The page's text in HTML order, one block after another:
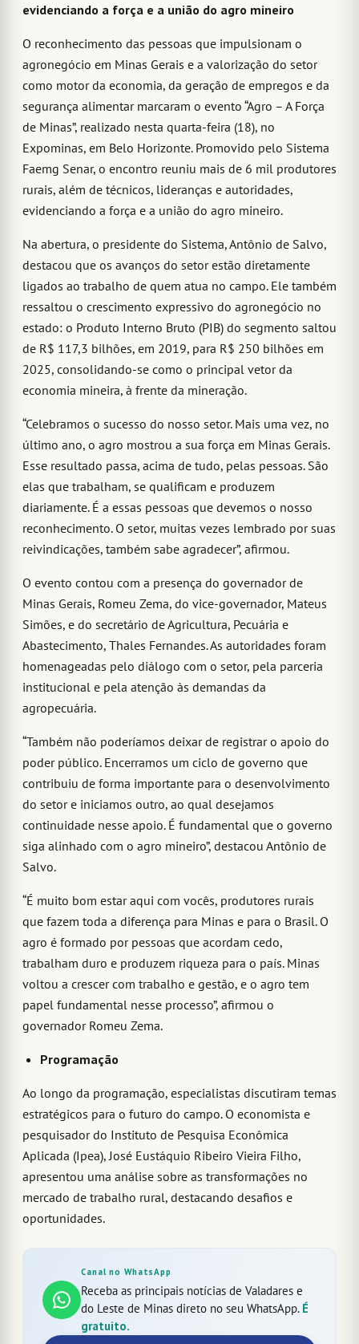
evidenciando a força e a união do agro mineiro
O reconhecimento das pessoas que impulsionam o
agronegócio em Minas Gerais e a valorização do setor
como motor da economia, da geração de empregos e da
segurança alimentar marcaram o evento “Agro – A Força
de Minas”, realizado nesta quarta-feira (18), no
Expominas, em Belo Horizonte. Promovido pelo Sistema
Faemg Senar, o encontro reuniu mais de 6 mil produtores
rurais, além de técnicos, lideranças e autoridades,
evidenciando a força e a união do agro mineiro.
Na abertura, o presidente do Sistema, Antônio de Salvo,
destacou que os avanços do setor estão diretamente
ligados ao trabalho de quem atua no campo. Ele também
ressaltou o crescimento expressivo do agronegócio no
estado: o Produto Interno Bruto (PIB) do segmento saltou
de R$ 117,3 bilhões, em 2019, para R$ 250 bilhões em
2025, consolidando-se como o principal vetor da
economia mineira, à frente da mineração.
“Celebramos o sucesso do nosso setor. Mais uma vez, no
último ano, o agro mostrou a sua força em Minas Gerais.
Esse resultado passa, acima de tudo, pelas pessoas. São
elas que trabalham, se qualificam e produzem
diariamente. É a essas pessoas que devemos o nosso
reconhecimento. O setor, muitas vezes lembrado por suas
reivindicações, também sabe agradecer”, afirmou.
O evento contou com a presença do governador de
Minas Gerais, Romeu Zema, do vice-governador, Mateus
Simões, e do secretário de Agricultura, Pecuária e
Abastecimento, Thales Fernandes. As autoridades foram
homenageadas pelo diálogo com o setor, pela parceria
institucional e pela atenção às demandas da
agropecuária.
“Também não poderíamos deixar de registrar o apoio do
poder público. Encerramos um ciclo de governo que
contribuiu de forma importante para o desenvolvimento
do setor e iniciamos outro, ao qual desejamos
continuidade nesse apoio. É fundamental que o governo
siga alinhado com o agro mineiro”, destacou Antônio de
Salvo.
“É muito bom estar aqui com vocês, produtores rurais
que fazem toda a diferença para Minas e para o Brasil. O
agro é formado por pessoas que acordam cedo,
trabalham duro e produzem riqueza para o país. Minas
voltou a crescer com trabalho e gestão, e o agro tem
papel fundamental nesse processo”, afirmou o
governador Romeu Zema.
Programação
Ao longo da programação, especialistas discutiram temas
estratégicos para o futuro do campo. O economista e
pesquisador do Instituto de Pesquisa Econômica
Aplicada (Ipea), José Eustáquio Ribeiro Vieira Filho,
apresentou uma análise sobre as transformações no
mercado de trabalho rural, destacando desafios e
oportunidades.
Canal no WhatsApp
Receba as principais notícias de Valadares e
do Leste de Minas direto no seu WhatsApp. É
gratuito.